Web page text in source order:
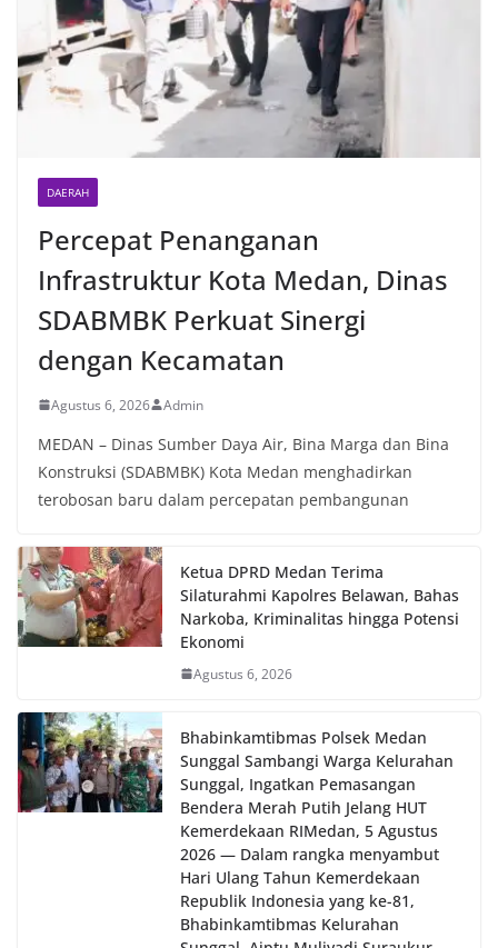
DAERAH
Percepat Penanganan
Infrastruktur Kota Medan, Dinas
SDABMBK Perkuat Sinergi
dengan Kecamatan
Agustus 6, 2026 Admin
MEDAN – Dinas Sumber Daya Air, Bina Marga dan Bina
Konstruksi (SDABMBK) Kota Medan menghadirkan
terobosan baru dalam percepatan pembangunan
Ketua DPRD Medan Terima
Silaturahmi Kapolres Belawan, Bahas
Narkoba, Kriminalitas hingga Potensi
Ekonomi
Agustus 6, 2026
Bhabinkamtibmas Polsek Medan
Sunggal Sambangi Warga Kelurahan
Sunggal, Ingatkan Pemasangan
Bendera Merah Putih Jelang HUT
Kemerdekaan RI‎‎Medan, 5 Agustus
2026 — Dalam rangka menyambut
Hari Ulang Tahun Kemerdekaan
Republik Indonesia yang ke-81,
Bhabinkamtibmas Kelurahan